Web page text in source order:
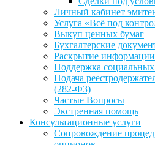
Личный кабинет
Услуга «Всё под
Выкуп ценных бумаг
Бухгалтерские
Раскрытие информации
Поддержка
Подача
(282-ФЗ)
Частые Вопросы
Экстренная помощь
Консультационные услуги
Сопровождение